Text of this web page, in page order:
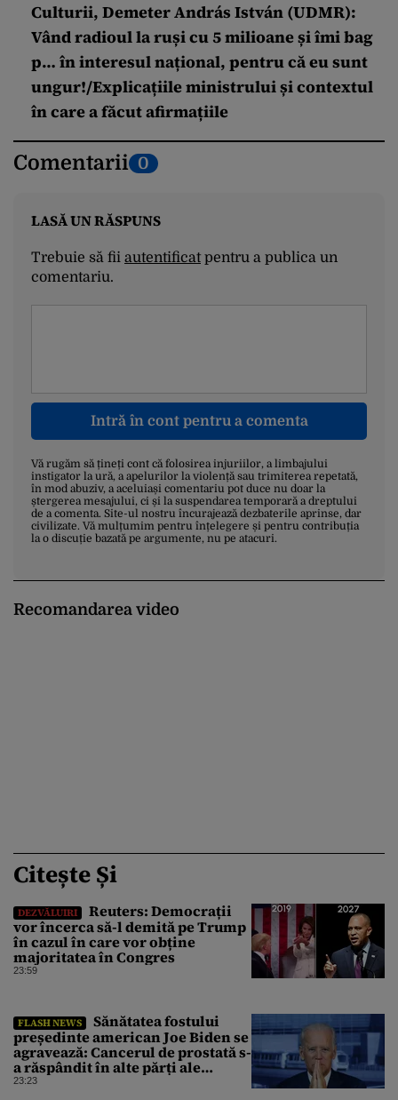
Culturii, Demeter András István (UDMR):
Vând radioul la ruși cu 5 milioane și îmi bag
p… în interesul național, pentru că eu sunt
ungur!/Explicațiile ministrului și contextul
în care a făcut afirmațiile
Comentarii 0
LASĂ UN RĂSPUNS
Trebuie să fii autentificatpentru a publica un
comentariu.
Intră în cont pentru a comenta
Vă rugăm să țineți cont că folosirea injuriilor, a limbajului
instigator la ură, a apelurilor la violență sau trimiterea repetată,
în mod abuziv, a aceluiași comentariu pot duce nu doar la
ștergerea mesajului, ci și la suspendarea temporară a dreptului
de a comenta. Site-ul nostru încurajează dezbaterile aprinse, dar
civilizate. Vă mulțumim pentru înțelegere și pentru contribuția
la o discuție bazată pe argumente, nu pe atacuri.
Recomandarea video
Citește Și
DEZVĂLUIRI
Reuters: Democrații
vor încerca să-l demită pe Trump
în cazul în care vor obține
majoritatea în Congres
23:59
FLASH NEWS
Sănătatea fostului
președinte american Joe Biden se
agravează: Cancerul de prostată s-
a răspândit în alte părți ale
corpului
23:23